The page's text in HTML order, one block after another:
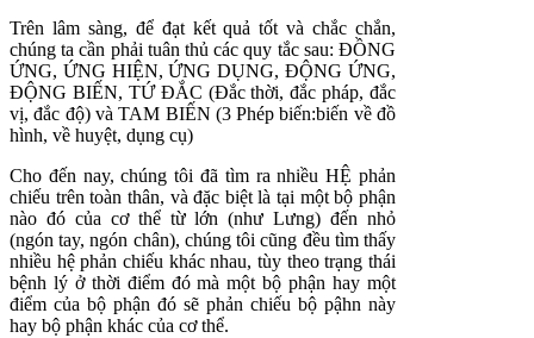
Trên lâm sàng, để đạt kết quả tốt và chắc chắn,
chúng ta cần phải tuân thủ các quy tắc sau: ĐỒNG
ỨNG, ỨNG HIỆN, ỨNG DỤNG, ĐỘNG ỨNG,
ĐỘNG BIẾN, TỨ ĐẮC (Đắc thời, đắc pháp, đắc
vị, đắc độ) và TAM BIẾN (3 Phép biến:biến về đồ
hình, về huyệt, dụng cụ)
Cho đến nay, chúng tôi đã tìm ra nhiều HỆ phản
chiếu trên toàn thân, và đặc biệt là tại một bộ phận
nào đó của cơ thể từ lớn (như Lưng) đến nhỏ
(ngón tay, ngón chân), chúng tôi cũng đều tìm thấy
nhiều hệ phản chiếu khác nhau, tùy theo trạng thái
bệnh lý ở thời điểm đó mà một bộ phận hay một
điểm của bộ phận đó sẽ phản chiếu bộ pậhn này
hay bộ phận khác của cơ thể.